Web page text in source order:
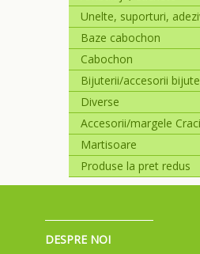
Unelte, suporturi,
Baze cabochon
Cabochon
Bijuterii/accesorii
Diverse
Accesorii/margele
Martisoare
Produse la pret redus
DESPRE NOI